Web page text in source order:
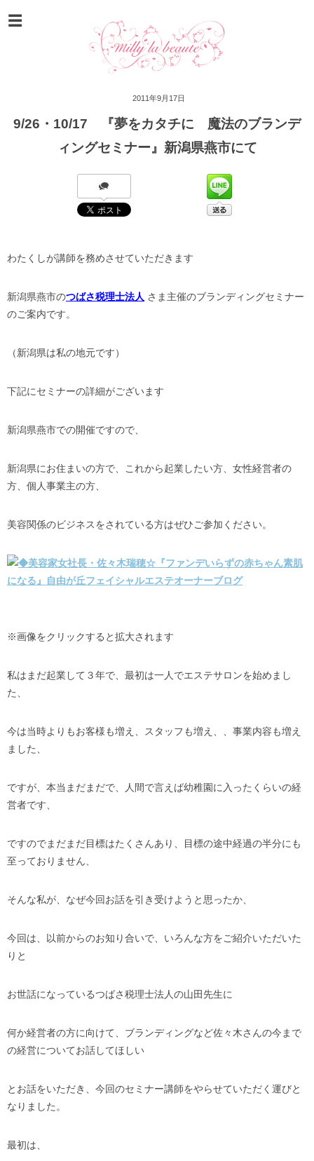
2011年9月17日
9/26・10/17 『夢をカタチに 魔法のブランデ
ィングセミナー』新潟県燕市にて
わたくしが講師を務めさせていただきます
新潟県燕市のつばさ税理士法人 さま主催のブランディングセミナー
のご案内です。
（新潟県は私の地元です）
下記にセミナーの詳細がございます
新潟県燕市での開催ですので、
新潟県にお住まいの方で、これから起業したい方、女性経営者の
方、個人事業主の方、
美容関係のビジネスをされている方はぜひご参加ください。
※画像をクリックすると拡大されます
私はまだ起業して３年で、最初は一人でエステサロンを始めまし
た、
今は当時よりもお客様も増え、スタッフも増え、、事業内容も増え
ました、
ですが、本当まだまだで、人間で言えば幼稚園に入ったくらいの経
営者です、
ですのでまだまだ目標はたくさんあり、目標の途中経過の半分にも
至っておりません、
そんな私が、なぜ今回お話を引き受けようと思ったか、
今回は、以前からのお知り合いで、いろんな方をご紹介いただいた
りと
お世話になっているつばさ税理士法人の山田先生に
何か経営者の方に向けて、ブランディングなど佐々木さんの今まで
の経営についてお話してほしい
とお話をいただき、今回のセミナー講師をやらせていただく運びと
なりました。
最初は、